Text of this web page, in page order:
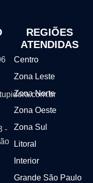
-
REGIÕES
ATENDIDAS
Centro
Zona Leste
Zona Norte
Zona Oeste
Zona Sul
Litoral
Interior
Grande São Paulo